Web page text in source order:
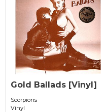
Gold Ballads [Vinyl]
Scorpions
Vinyl